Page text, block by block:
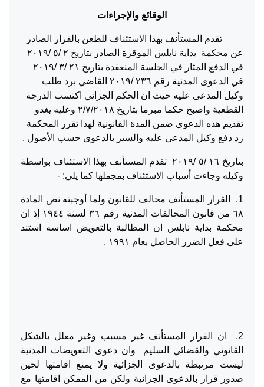
الوقائع والإجراءات
تقدم المستأنف بهذا الاستئناف للطعن بالقرار الصادر
عن محكمة بداية نابلس الموقرة الصادر بتاريخ ٢ /٥ /٢٠١٩
في الدفع المثار في الجلسة المنعقدة بتاريخ ٢١ /٣ /٢٠١٩
في الدعوى المدنية رقم ٢٣٦ /٢٠١٩ القاضي برد طلب
وكيل المدعى عليه حيث ان الحكم الجزائي اكتسب الدرجة
القطعية واصبح حكما مبرما بتاريخ ٢/٧/٢٠١٨ وعليه يغدو
تقديم هذه الدعوى ضمن المدة القانونية لهذا تقرر المحكمة
رد دفع وكيل المدعى عليه والسير بالدعوى حسب الأصول .
بتاريخ ١٦ /٥ /٢٠١٩ تقدم المستأنف بهذا الاستئناف بواسطة
وكيله وجاءت أسباب الاستئناف بمجملها كما يلي: -
1. القرار المستأنف مخالف للقانون ولما أوجبته نص المادة
٦٨ من قانون المخالفات المدنية رقم ٣٦ لسنة ١٩٤٤ إذ ان
محكمة بداية نابلس ان المطالبة بالتعويض اساسه استند
على فعل الضرر الحاصل بعام ١٩٩١ .
2. ان القرار المستأنف غير مسبب وغير معلل بالشكل
القانوني والقضائي السليم وان دعوى التعويضات المدنية
ليست مرتبطة بالدعوى الجزائية ولا يمنع اقامتها لحين
صدور قرار بالدعوى الجزائية ولكن من الممكن اقامتها مع